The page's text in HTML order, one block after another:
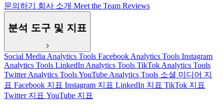
문의하기 회사 소개 Meet the Team Reviews
분석 도구 및 지표
Social Media Analytics Tools Facebook Analytics Tools Instagram
Analytics Tools LinkedIn Analytics Tools TikTok Analytics Tools
Twitter Analytics ToolsYouTube Analytics Tools 소셜 미디어 지
표 Facebook 지표 Instagram 지표 LinkedIn 지표 TikTok 지표
Twitter 지표 YouTube 지표